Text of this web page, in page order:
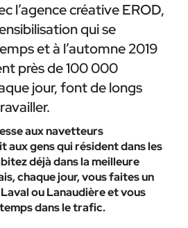
l’agence créative EROD,
qui se
et à l’automne 2019
près de 100 000
jour, font de longs
aux navetteurs
aux gens qui résident dans les
déjà dans la meilleure
chaque jour, vous faites un
ou Lanaudière et vous
dans le trafic.